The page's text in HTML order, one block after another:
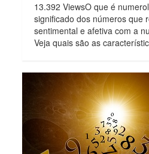
13.392 ViewsO que é
significado dos números que
sentimental e afetiva com a
Veja quais são as